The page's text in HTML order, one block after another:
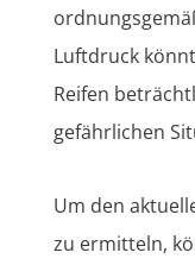
Luftdruck
Reifen
gefährlichen
Um den
zu ermitteln,